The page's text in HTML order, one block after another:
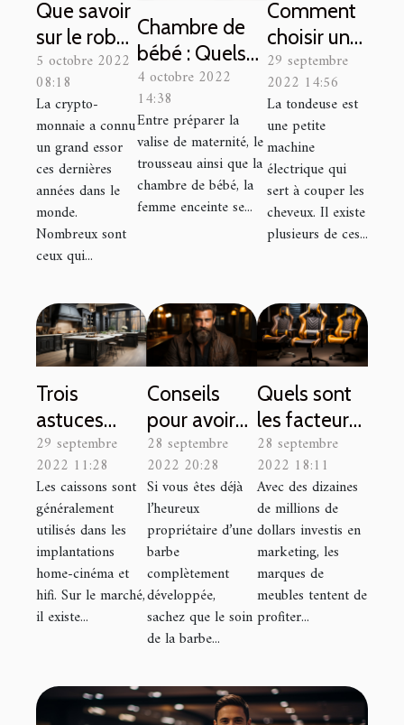
Que savoir
sur le robot
trading
Royal Q ?
5 octobre 2022
08:18
La crypto-
monnaie a connu
un grand essor
ces dernières
années dans le
monde.
Nombreux sont
ceux qui...
Chambre de
bébé : Quels
sont les
meubles
indispensables
pour l’équiper
?
4 octobre 2022
14:38
Entre préparer la
valise de maternité, le
trousseau ainsi que la
chambre de bébé, la
femme enceinte se...
Comment
choisir une
tondeuse à
cheveux ?
29 septembre
2022 14:56
La tondeuse est
une petite
machine
électrique qui
sert à couper les
cheveux. Il existe
plusieurs de ces...
Trois
astuces
pour choisir
un meilleur
caisson de
hauts fonds
pour sa
maison
29 septembre
2022 11:28
Les caissons sont
généralement
utilisés dans les
implantations
home-cinéma et
hifi. Sur le marché,
il existe...
Conseils
pour avoir
une jolie
barbe
28 septembre
2022 20:28
Si vous êtes déjà
l’heureux
propriétaire d’une
barbe
complètement
développée,
sachez que le soin
de la barbe...
Quels sont
les facteurs
cruciaux
pour
prendre la
bonne
décision lors
du choix
d'une chaise
gamer ou
de bureau ?
28 septembre
2022 18:11
Avec des dizaines
de millions de
dollars investis en
marketing, les
marques de
meubles tentent de
profiter...